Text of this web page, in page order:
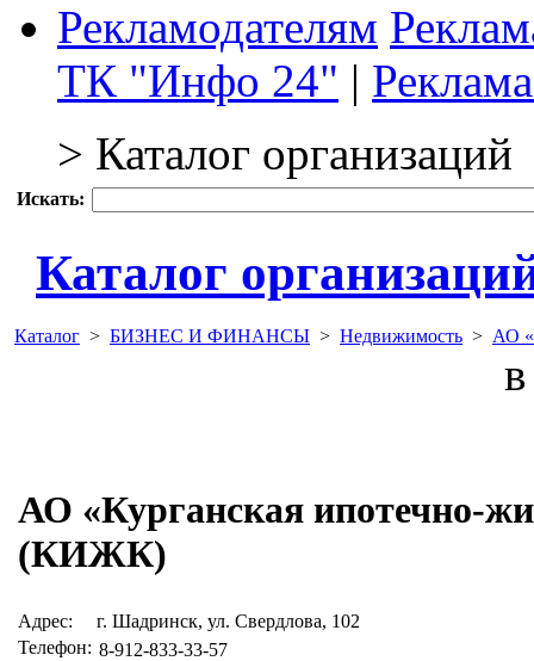
Рекламодателям
ТК "Инфо 24" |
> Каталог организаций
Искать:
Каталог
Каталог > БИЗНЕС И ФИНАНСЫ > Недвижимость > АО
АО «Курганская ипотечно-
(КИЖК)
Адрес:
г. Шадринск, ул. Свердлова, 102
Телефон: 8-912-833-33-57